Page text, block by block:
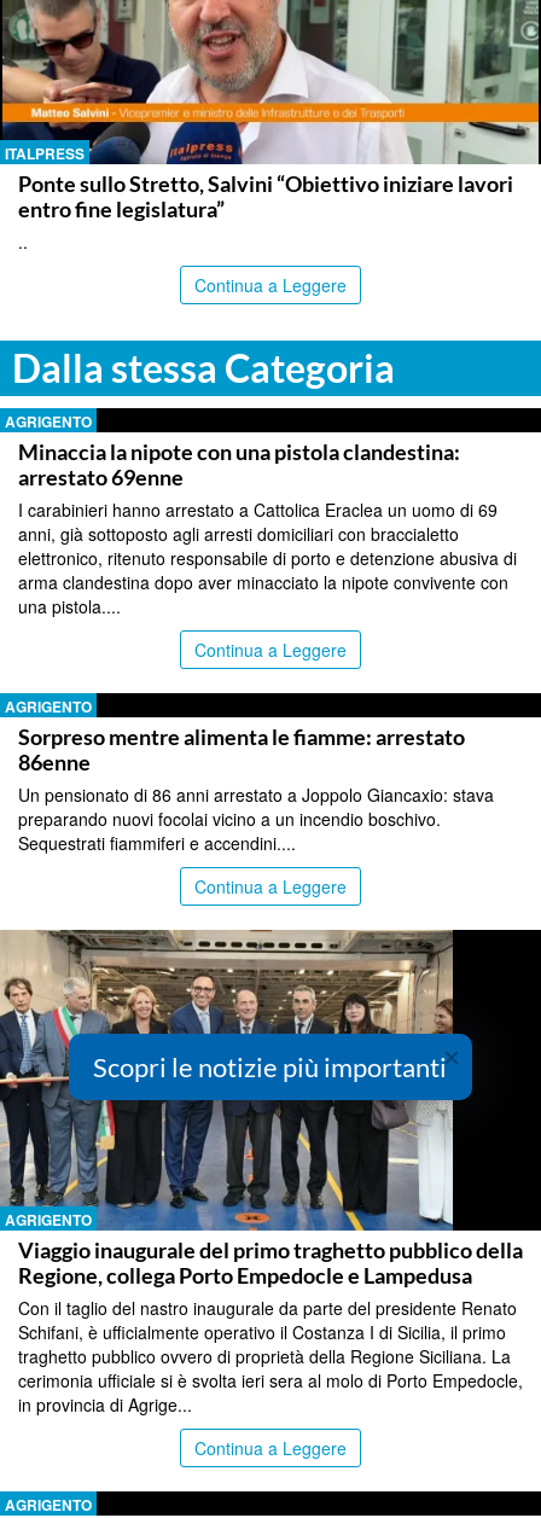
ITALPRESS
Ponte sullo Stretto, Salvini “Obiettivo iniziare lavori
entro fine legislatura”
..
Continua a Leggere
Dalla stessa Categoria
AGRIGENTO
Minaccia la nipote con una pistola clandestina:
arrestato 69enne
I carabinieri hanno arrestato a Cattolica Eraclea un uomo di 69
anni, già sottoposto agli arresti domiciliari con braccialetto
elettronico, ritenuto responsabile di porto e detenzione abusiva di
arma clandestina dopo aver minacciato la nipote convivente con
una pistola....
Continua a Leggere
AGRIGENTO
Sorpreso mentre alimenta le fiamme: arrestato
86enne
Un pensionato di 86 anni arrestato a Joppolo Giancaxio: stava
preparando nuovi focolai vicino a un incendio boschivo.
Sequestrati fiammiferi e accendini....
Continua a Leggere
AGRIGENTO
Viaggio inaugurale del primo traghetto pubblico della
Regione, collega Porto Empedocle e Lampedusa
Con il taglio del nastro inaugurale da parte del presidente Renato
Schifani, è ufficialmente operativo il Costanza I di Sicilia, il primo
traghetto pubblico ovvero di proprietà della Regione Siciliana. La
cerimonia ufficiale si è svolta ieri sera al molo di Porto Empedocle,
in provincia di Agrige...
Continua a Leggere
AGRIGENTO
×
Scopri le notizie più importanti